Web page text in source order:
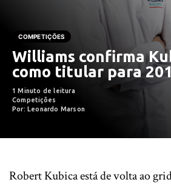
COMPETIÇÕES
Williams confirma
como titular para
1 Minuto de leitura
Competições
Por: Leonardo Marson
Robert Kubica está de volta ao